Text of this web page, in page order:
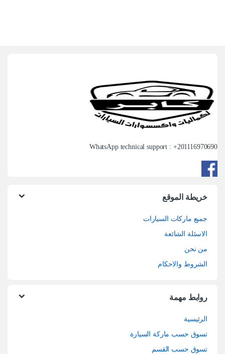
WhatsApp technical support : +201116970690
خريطة الموقع
جميع ماركات السيارات
الاسئلة الشائعة
من نحن
الشروط والاحكام
روابط مهمة
الرئيسية
تسوق حسب ماركة السيارة
تسوق حسب القسم